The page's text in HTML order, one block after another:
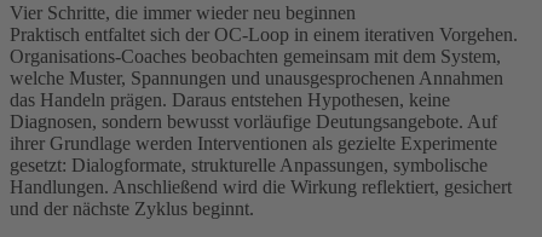
Vier Schritte, die immer wieder neu beginnen
Praktisch entfaltet sich der OC-Loop in einem iterativen Vorgehen.
Organisations-Coaches beobachten gemeinsam mit dem System,
welche Muster, Spannungen und unausgesprochenen Annahmen
das Handeln prägen. Daraus entstehen Hypothesen, keine
Diagnosen, sondern bewusst vorläufige Deutungsangebote. Auf
ihrer Grundlage werden Interventionen als gezielte Experimente
gesetzt: Dialogformate, strukturelle Anpassungen, symbolische
Handlungen. Anschließend wird die Wirkung reflektiert, gesichert
und der nächste Zyklus beginnt.